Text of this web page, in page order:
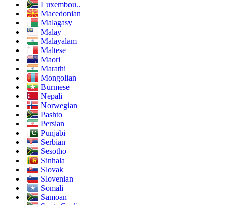
Luxembou..
Macedonian
Malagasy
Malay
Malayalam
Maltese
Maori
Marathi
Mongolian
Burmese
Nepali
Norwegian
Pashto
Persian
Punjabi
Serbian
Sesotho
Sinhala
Slovak
Slovenian
Somali
Samoan